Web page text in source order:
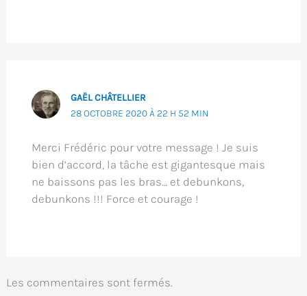
GAËL CHÂTELLIER
28 OCTOBRE 2020 À 22 H 52 MIN
Merci Frédéric pour votre message ! Je suis
bien d’accord, la tâche est gigantesque mais
ne baissons pas les bras… et debunkons,
debunkons !!! Force et courage !
Les commentaires sont fermés.